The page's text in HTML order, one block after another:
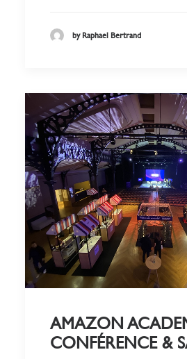
by Raphael Bertrand
AMAZON
CONFÉRENCE &